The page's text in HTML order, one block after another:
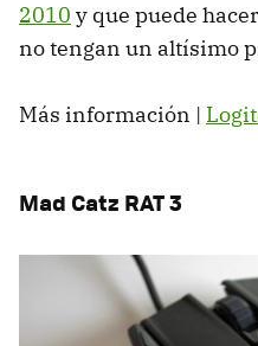
2010 y que puede
no tengan un altísimo
Más información |
Mad Catz RAT 3